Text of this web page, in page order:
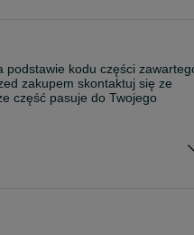
podstawie kodu części
zakupem skontaktuj się ze
część pasuje do Twojego